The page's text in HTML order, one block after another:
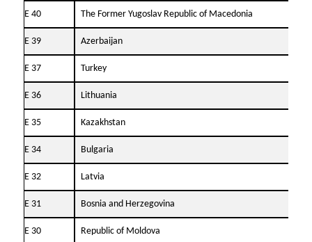
Е 40 The Former Yugoslav Republic of Macedonia
Е 39 Azerbaijan
Е 37 Turkey
Е 36 Lithuania
Е 35 Kazakhstan
Е 34 Bulgaria
Е 32 Latvia
Е 31 Bosnia and Herzegovina
Е 30 Republic of Moldova